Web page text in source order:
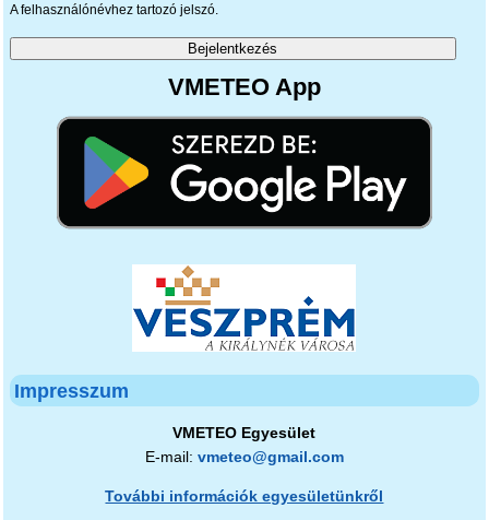
A felhasználónévhez tartozó jelszó.
VMETEO App
Impresszum
VMETEO Egyesület
E-mail: vmeteo@gmail.com
További információk egyesületünkről